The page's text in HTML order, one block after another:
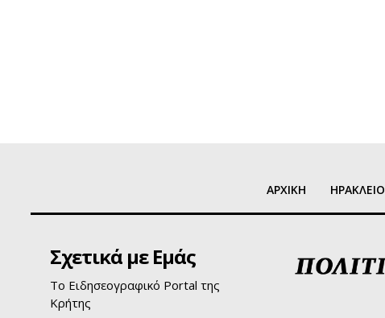
ΑΡΧΙΚΗ ΗΡΑΚΛΕΙΟ
Σχετικά με Εμάς
Το Ειδησεογραφικό Portal της
Κρήτης